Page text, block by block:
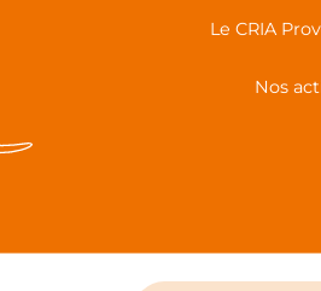
Partagez cette
Le CRIA
Nos